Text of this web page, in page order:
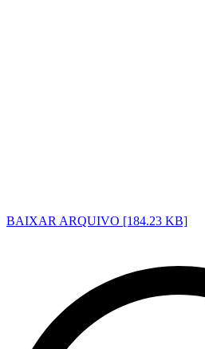
BAIXAR ARQUIVO [184.23 KB]